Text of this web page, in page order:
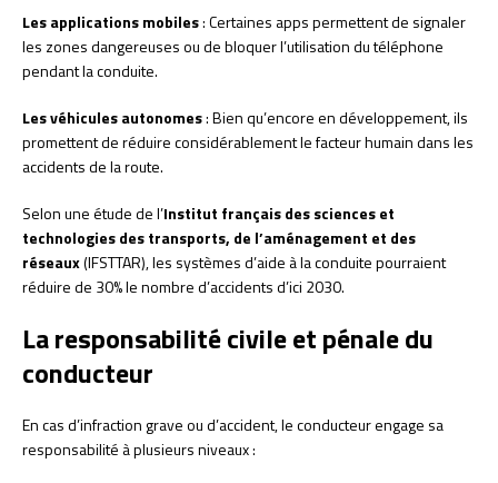
Les applications mobiles: Certaines apps permettent de signaler
les zones dangereuses ou de bloquer l’utilisation du téléphone
pendant la conduite.
Les véhicules autonomes: Bien qu’encore en développement, ils
promettent de réduire considérablement le facteur humain dans les
accidents de la route.
Selon une étude de l’Institut français des sciences et
technologies des transports, de l’aménagement et des
réseaux(IFSTTAR), les systèmes d’aide à la conduite pourraient
réduire de 30% le nombre d’accidents d’ici 2030.
La responsabilité civile et pénale du
conducteur
En cas d’infraction grave ou d’accident, le conducteur engage sa
responsabilité à plusieurs niveaux :